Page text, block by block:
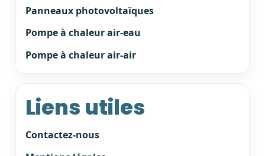
Panneaux photovoltaïques
Pompe à chaleur air-eau
Pompe à chaleur air-air
Liens utiles
Contactez-nous